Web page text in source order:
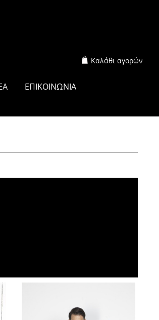
Καλάθι αγορών
ΕΠΙΚΟΙΝΩΝΙΑ